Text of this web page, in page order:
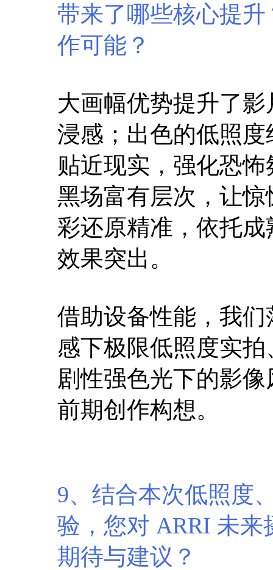
带来了哪些核心提
作可能？
大画幅优势提升了
浸感；出色的低照
贴近现实，强化恐
黑场富有层次，让
彩还原精准，依托
效果突出。
借助设备性能，我
感下极限低照度实
剧性强色光下的影
前期创作构想。
9、结合本次低照度
验，您对 ARRI 未
期待与建议？